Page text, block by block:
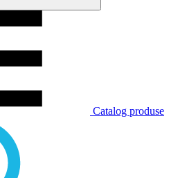
Catalog produse